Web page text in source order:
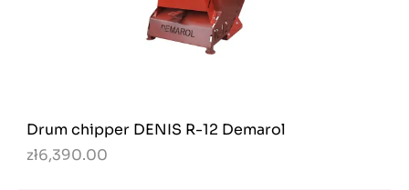
Drum chipper DENIS R-12 Demarol
zł6,390.00